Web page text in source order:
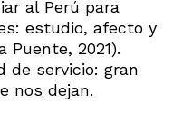
al Perú para
estudio, afecto y
Puente, 2021).
de servicio: gran
nos dejan.